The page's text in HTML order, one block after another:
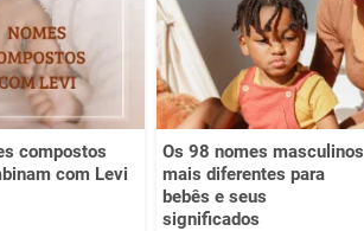
compostos
com Levi
Os 98 nomes masculinos
mais diferentes para
bebês e seus
significados